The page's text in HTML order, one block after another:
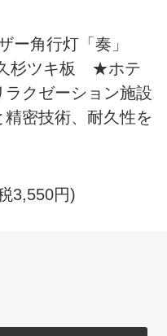
ー角行灯「奏」
杉ツキ板 ★ホテ
クゼーション施設
密技術、耐久性を
3,550円)